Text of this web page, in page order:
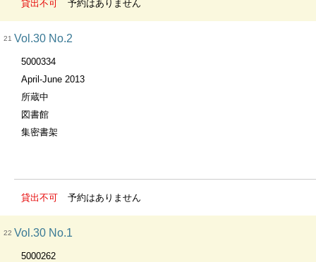
貸出不可 予約はありません
21 Vol.30 No.2
5000334
April-June 2013
所蔵中
図書館
集密書架
貸出不可 予約はありません
22 Vol.30 No.1
5000262